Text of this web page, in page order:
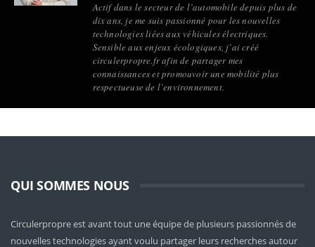
Actif dans le secteur de l’automobile depuis plus de
dix ans, je me suis passionné pour les nouvelles
technologies liées aux véhicules électriques.
Sensible aux enjeux écologiques, j’ai créé
circulerpropre.fr afin de partager mes
connaissances et promouvoir une mobilité plus
respectueuse de l’environnement.
QUI SOMMES NOUS
Circulerpropre est avant tout une équipe de plusieurs passionnés de
nouvelles technologies ayant voulu partager leurs recherches autour